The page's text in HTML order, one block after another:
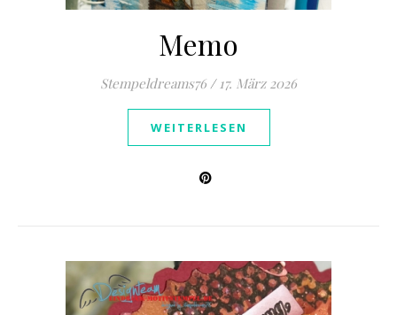
Memo
Stempeldreams76 / 17. März 2026
WEITERLESEN